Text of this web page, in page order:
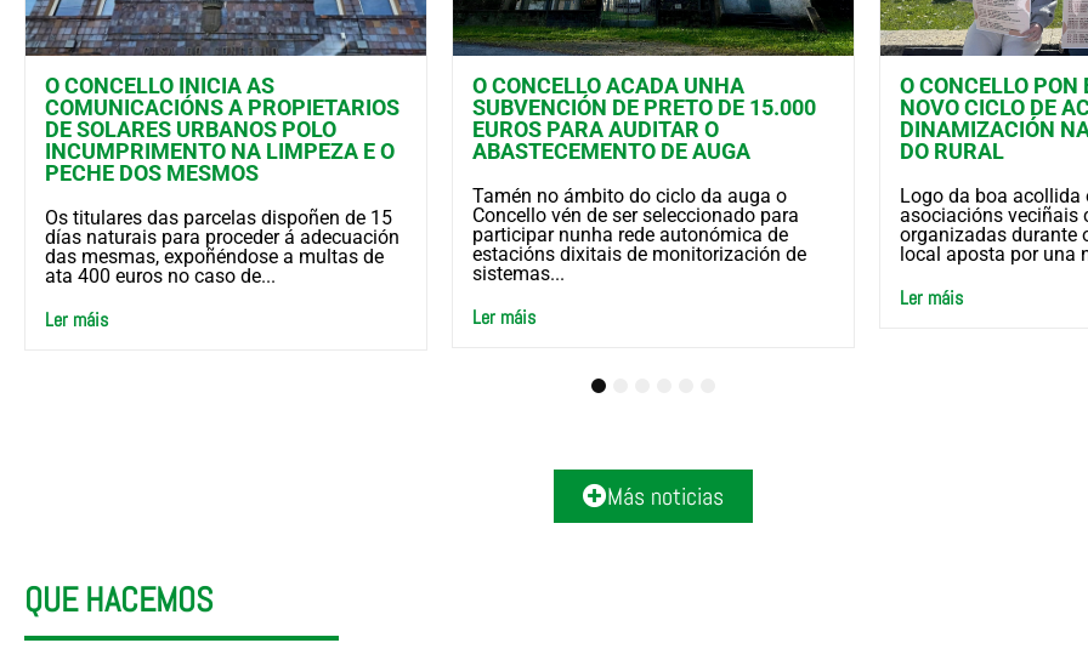
O CONCELLO INICIA AS
COMUNICACIÓNS A PROPIETARIOS
DE SOLARES URBANOS POLO
INCUMPRIMENTO NA LIMPEZA E O
PECHE DOS MESMOS
Os titulares das parcelas dispoñen de 15
días naturais para proceder á adecuación
das mesmas, expoñéndose a multas de
ata 400 euros no caso de...
Ler máis
O CONCELLO ACADA UNHA
SUBVENCIÓN DE PRETO DE 15.000
EUROS PARA AUDITAR O
ABASTECEMENTO DE AUGA
Tamén no ámbito do ciclo da auga o
Concello vén de ser seleccionado para
participar nunha rede autonómica de
estacións dixitais de monitorización de
sistemas...
Ler máis
O CONCELLO
NOVO CICLO DE
DINAMIZACIÓN
DO RURAL
Logo da boa
asociacións veciñais
organizadas durante
local aposta por una
Ler máis
4
Más noticias
QUE HACEMOS